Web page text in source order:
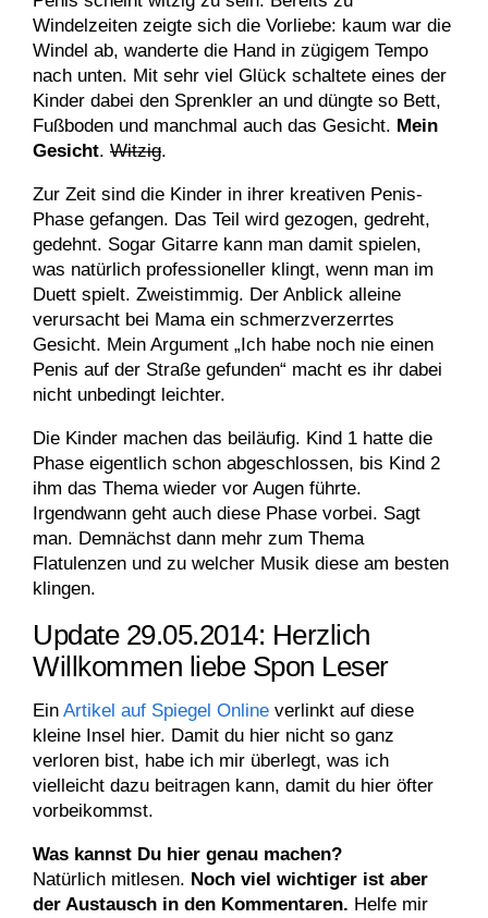
Windelzeiten zeigte sich die Vorliebe: kaum war die
Windel ab, wanderte die Hand in zügigem Tempo
nach unten. Mit sehr viel Glück schaltete eines der
Kinder dabei den Sprenkler an und düngte so Bett,
Fußboden und manchmal auch das Gesicht. Mein
Gesicht. Witzig.
Zur Zeit sind die Kinder in ihrer kreativen Penis-
Phase gefangen. Das Teil wird gezogen, gedreht,
gedehnt. Sogar Gitarre kann man damit spielen,
was natürlich professioneller klingt, wenn man im
Duett spielt. Zweistimmig. Der Anblick alleine
verursacht bei Mama ein schmerzverzerrtes
Gesicht. Mein Argument „Ich habe noch nie einen
Penis auf der Straße gefunden“ macht es ihr dabei
nicht unbedingt leichter.
Die Kinder machen das beiläufig. Kind 1 hatte die
Phase eigentlich schon abgeschlossen, bis Kind 2
ihm das Thema wieder vor Augen führte.
Irgendwann geht auch diese Phase vorbei. Sagt
man. Demnächst dann mehr zum Thema
Flatulenzen und zu welcher Musik diese am besten
klingen.
Update 29.05.2014: Herzlich
Willkommen liebe Spon Leser
Ein Artikel auf Spiegel Online verlinkt auf diese
kleine Insel hier. Damit du hier nicht so ganz
verloren bist, habe ich mir überlegt, was ich
vielleicht dazu beitragen kann, damit du hier öfter
vorbeikommst.
Was kannst Du hier genau machen?
Natürlich mitlesen. Noch viel wichtiger ist aber
der Austausch in den Kommentaren. Helfe mir